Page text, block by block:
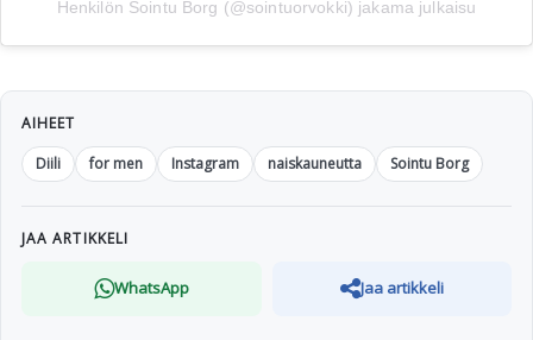
Henkilön Sointu Borg (@sointuorvokki) jakama julkaisu
AIHEET
Diili
for men Instagram naiskauneutta Sointu Borg
JAA ARTIKKELI
WhatsApp Jaa artikkeli